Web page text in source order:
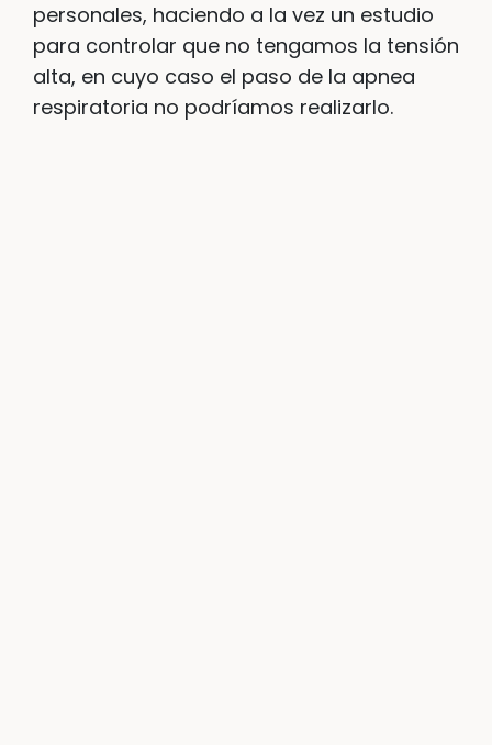
personales, haciendo a la vez un estudio
para controlar que no tengamos la tensión
alta, en cuyo caso el paso de la apnea
respiratoria no podríamos realizarlo.